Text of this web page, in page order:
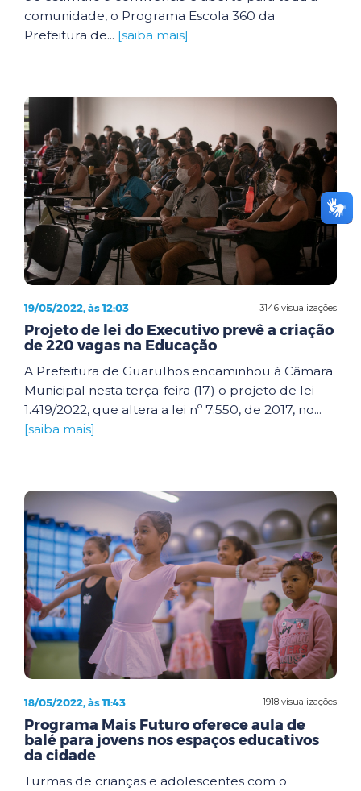
comunidade, o Programa Escola 360 da
Prefeitura de... [saiba mais]
3146 visualizações
19/05/2022, às 12:03
Projeto de lei do Executivo prevê a criação
de 220 vagas na Educação
A Prefeitura de Guarulhos encaminhou à Câmara
Municipal nesta terça-feira (17) o projeto de lei
1.419/2022, que altera a lei nº 7.550, de 2017, no...
[saiba mais]
1918 visualizações
18/05/2022, às 11:43
Programa Mais Futuro oferece aula de
balé para jovens nos espaços educativos
da cidade
Turmas de crianças e adolescentes com o